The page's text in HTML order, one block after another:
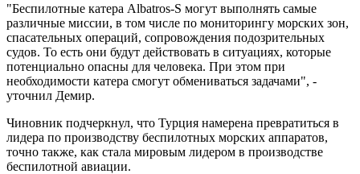
"Беспилотные катера Albatros-S могут выполнять самые
различные миссии, в том числе по мониторингу морских зон,
спасательных операций, сопровождения подозрительных
судов. То есть они будут действовать в ситуациях, которые
потенциально опасны для человека. При этом при
необходимости катера смогут обмениваться задачами", -
уточнил Демир.
Чиновник подчеркнул, что Турция намерена превратиться в
лидера по производству беспилотных морских аппаратов,
точно также, как стала мировым лидером в производстве
беспилотной авиации.